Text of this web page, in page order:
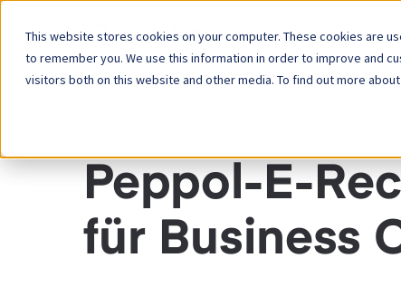
This website stores cookies on your computer. These cookies are
to remember you. We use this information in order to improve and
visitors both on this website and other media. To find out more
Plattform
Peppol-E-
für Business